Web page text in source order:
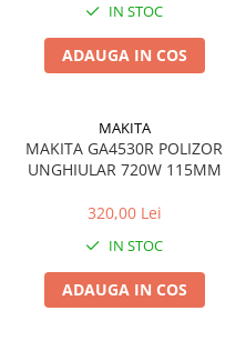
IN STOC
ADAUGA IN COS
MAKITA
MAKITA GA4530R POLIZOR
UNGHIULAR 720W 115MM
320,00 Lei
IN STOC
ADAUGA IN COS